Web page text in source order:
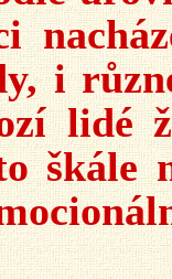
i
lidé
škále